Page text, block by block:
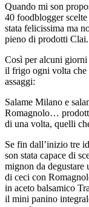
Quando mi son
40 foodblogger
stata felicissima ma
pieno di prodotti Clai.
Così per alcuni
il frigo ogni volta che
assaggi:
Salame Milano e
Romagnolo…
di una volta, quelli
Se fin dall’inizio tre
son stata capace di
mignon da
di ceci con
in aceto balsamico
il mini panino